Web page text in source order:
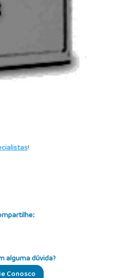
!
alguma dúvida?
Conosco